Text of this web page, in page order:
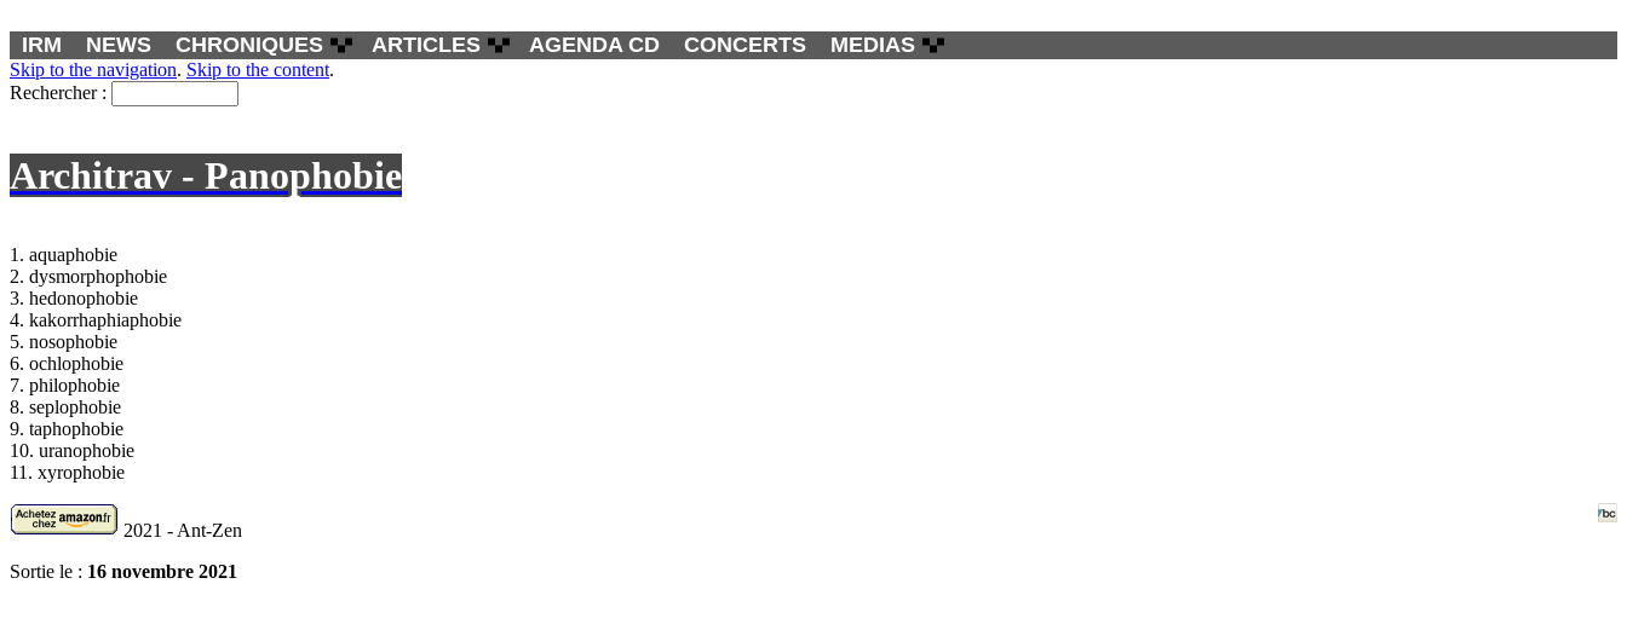
IRM NEWS CHRONIQUES ARTICLES AGENDA CD CONCERTS MEDIAS
Skip to the navigation. Skip to the content.
Rechercher :
Architrav - Panophobie
1. aquaphobie
2. dysmorphophobie
3. hedonophobie
4. kakorrhaphiaphobie
5. nosophobie
6. ochlophobie
7. philophobie
8. seplophobie
9. taphophobie
10. uranophobie
11. xyrophobie
2021 - Ant-Zen
Sortie le : 16 novembre 2021